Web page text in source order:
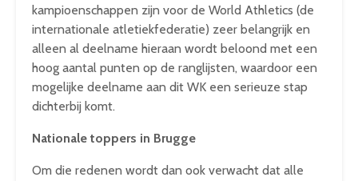
kampioenschappen zijn voor de World Athletics (de
internationale atletiekfederatie) zeer belangrijk en
alleen al deelname hieraan wordt beloond met een
hoog aantal punten op de ranglijsten, waardoor een
mogelijke deelname aan dit WK een serieuze stap
dichterbij komt.
Nationale toppers in Brugge
Om die redenen wordt dan ook verwacht dat alle